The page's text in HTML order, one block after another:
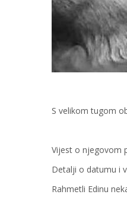
S velikom tugom
Vijest o njegovom
Detalji o datumu i
Rahmetli Edinu